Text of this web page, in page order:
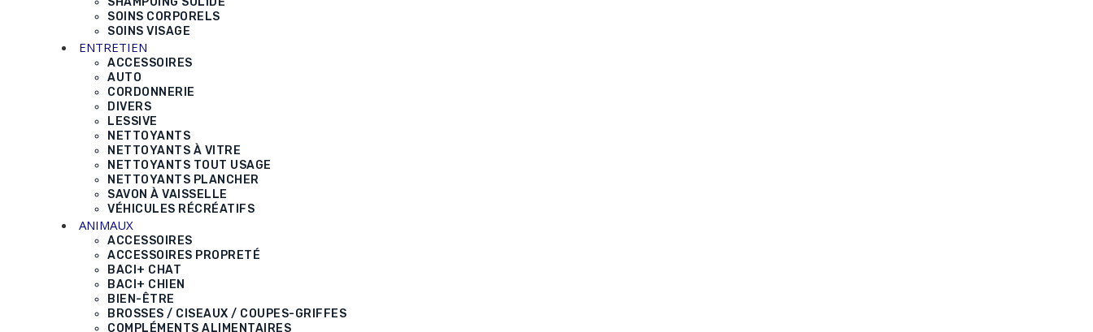
SOINS CORPORELS
SOINS VISAGE
ENTRETIEN
ACCESSOIRES
AUTO
CORDONNERIE
DIVERS
LESSIVE
NETTOYANTS
NETTOYANTS À VITRE
NETTOYANTS TOUT USAGE
NETTOYANTS PLANCHER
SAVON À VAISSELLE
VÉHICULES RÉCRÉATIFS
ANIMAUX
ACCESSOIRES
ACCESSOIRES PROPRETÉ
BACI+ CHAT
BACI+ CHIEN
BIEN-ÊTRE
BROSSES / CISEAUX / COUPES-GRIFFES
COMPLÉMENTS ALIMENTAIRES